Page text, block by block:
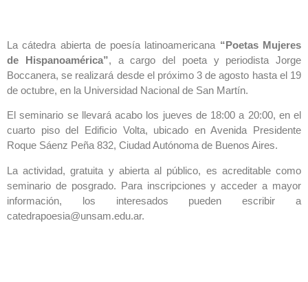
La cátedra abierta de poesía latinoamericana “Poetas Mujeres
de Hispanoamérica”, a cargo del poeta y periodista Jorge
Boccanera, se realizará desde el próximo 3 de agosto hasta el 19
de octubre, en la Universidad Nacional de San Martín.
El seminario se llevará acabo los jueves de 18:00 a 20:00, en el
cuarto piso del Edificio Volta, ubicado en Avenida Presidente
Roque Sáenz Peña 832, Ciudad Autónoma de Buenos Aires.
La actividad, gratuita y abierta al público, es acreditable como
seminario de posgrado. Para inscripciones y acceder a mayor
información, los interesados pueden escribir a
catedrapoesia@unsam.edu.ar.